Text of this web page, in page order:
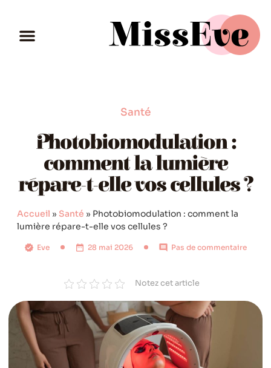
Santé
Photobiomodulation :
comment la lumière
répare-t-elle vos cellules ?
Accueil » Santé » Photobiomodulation : comment la
lumière répare-t-elle vos cellules ?
Eve 28 mai 2026 Pas de commentaire
Notez cet article